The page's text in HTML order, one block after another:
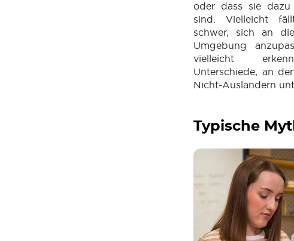
oder dass sie
sind. Vielleicht
schwer, sich an
Umgebung
vielleicht
Unterschiede, an
Nicht-Ausländern
Typische